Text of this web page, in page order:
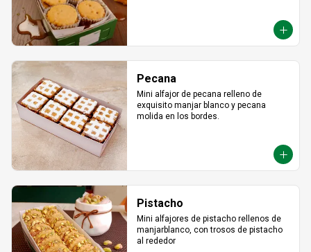
Pecana
Mini alfajor de pecana relleno de
exquisito manjar blanco y pecana
molida en los bordes.
Pistacho
Mini alfajores de pistacho rellenos de
manjarblanco, con trosos de pistacho
al rededor